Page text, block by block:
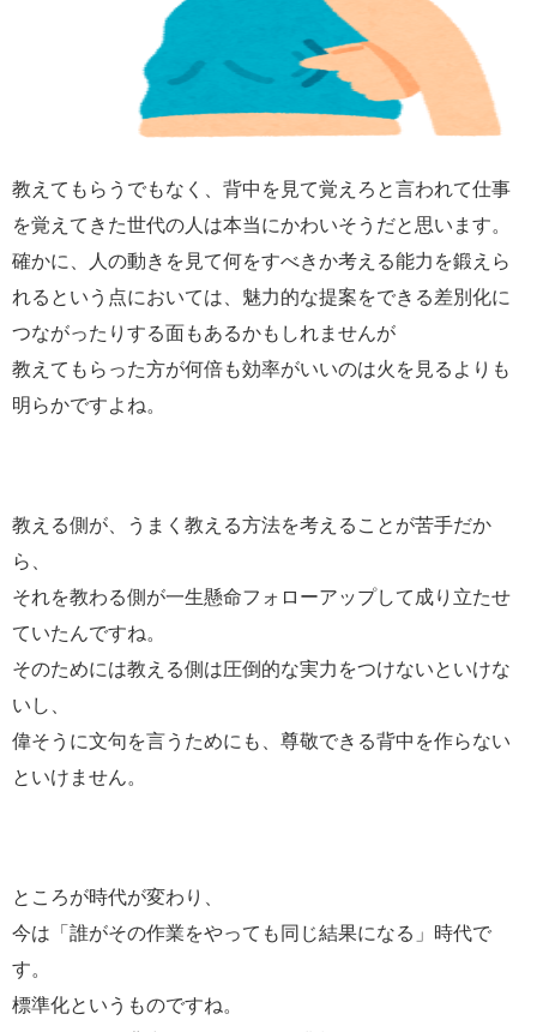
教えてもらうでもなく、背中を見て覚えろと言われて仕事
を覚えてきた世代の人は本当にかわいそうだと思います。
確かに、人の動きを見て何をすべきか考える能力を鍛えら
れるという点においては、魅力的な提案をできる差別化に
つながったりする面もあるかもしれませんが
教えてもらった方が何倍も効率がいいのは火を見るよりも
明らかですよね。
教える側が、うまく教える方法を考えることが苦手だか
ら、
それを教わる側が一生懸命フォローアップして成り立たせ
ていたんですね。
そのためには教える側は圧倒的な実力をつけないといけな
いし、
偉そうに文句を言うためにも、尊敬できる背中を作らない
といけません。
ところが時代が変わり、
今は「誰がその作業をやっても同じ結果になる」時代で
す。
標準化というものですね。